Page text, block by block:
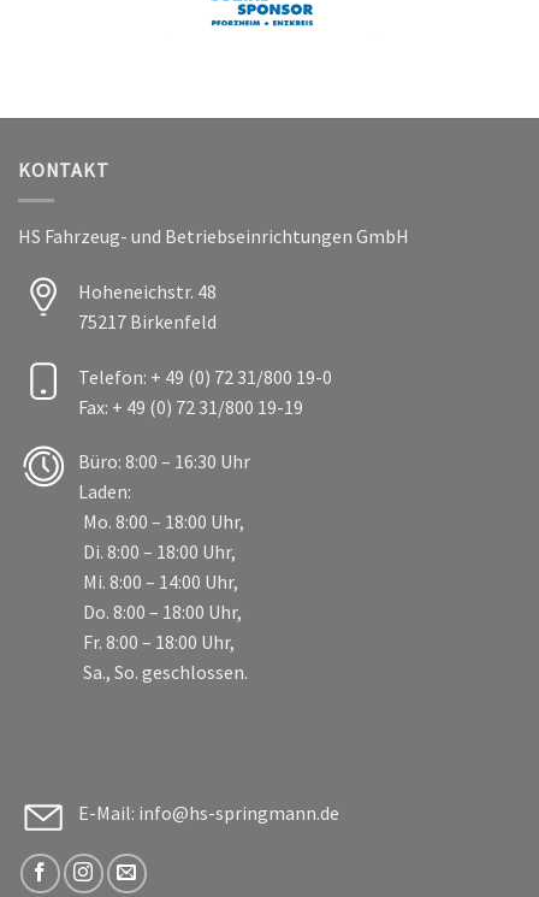
KONTAKT
HS Fahrzeug- und Betriebseinrichtungen GmbH
Hoheneichstr. 48
75217 Birkenfeld
Telefon: + 49 (0) 72 31/800 19-0
Fax: + 49 (0) 72 31/800 19-19
Büro: 8:00 – 16:30 Uhr
Laden:
Mo. 8:00 – 18:00 Uhr,
Di. 8:00 – 18:00 Uhr,
Mi. 8:00 – 14:00 Uhr,
Do. 8:00 – 18:00 Uhr,
Fr. 8:00 – 18:00 Uhr,
Sa., So. geschlossen.
E-Mail: info@hs-springmann.de